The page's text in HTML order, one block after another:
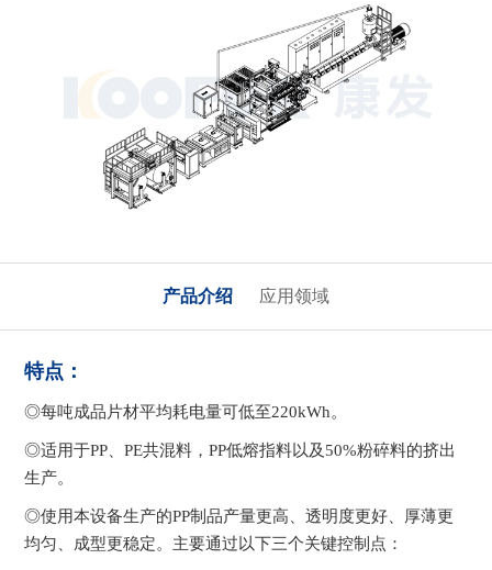
产品介绍 应用领域
特点：
◎每吨成品片材平均耗电量可低至220kWh。
◎适用于PP、PE共混料，PP低熔指料以及50%粉碎料的挤出
生产。
◎使用本设备生产的PP制品产量更高、透明度更好、厚薄更
均匀、成型更稳定。主要通过以下三个关键控制点：